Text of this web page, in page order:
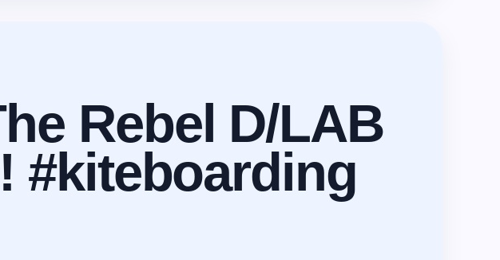
Rebel D/LAB
#kiteboarding